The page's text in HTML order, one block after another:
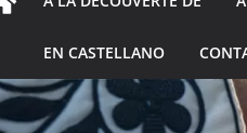
EN CASTELLANO